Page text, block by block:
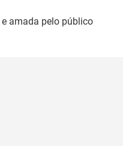
amada pelo público